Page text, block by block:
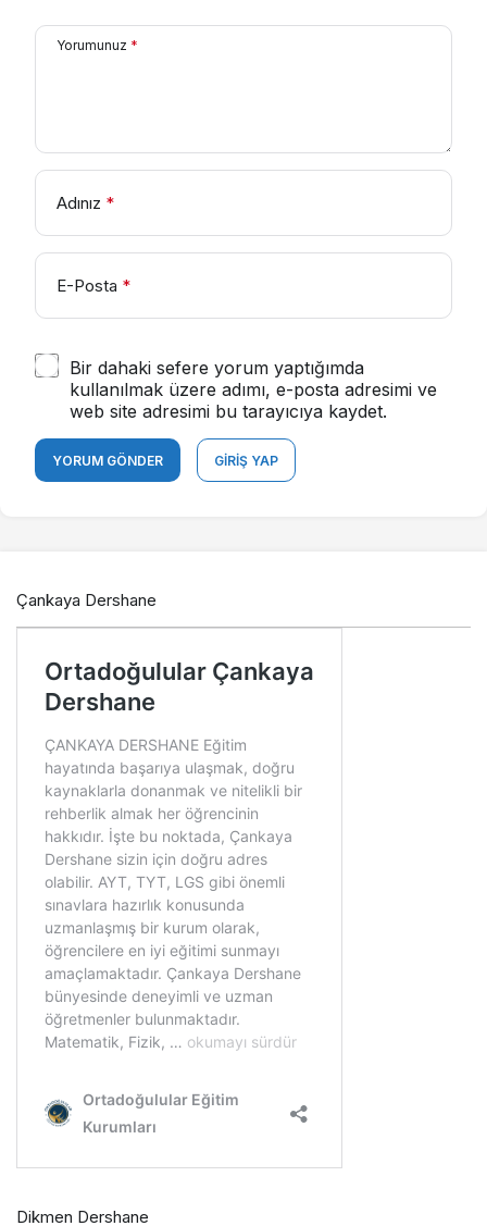
Yorumunuz *
Adınız *
E-Posta *
Bir dahaki sefere yorum yaptığımda
kullanılmak üzere adımı, e-posta adresimi ve
web site adresimi bu tarayıcıya kaydet.
YORUM GÖNDER GIRIŞ YAP
Çankaya Dershane
Dikmen Dershane